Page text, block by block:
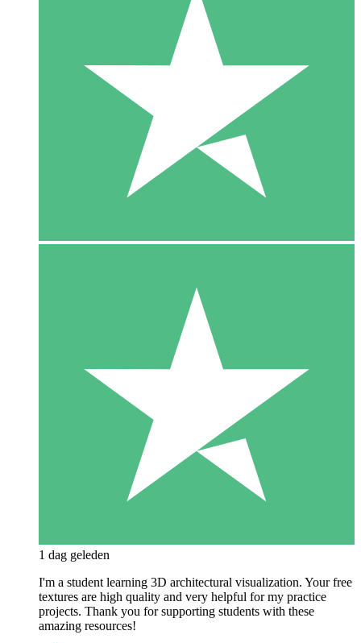
1 dag geleden
I'm a student learning 3D architectural visualization. Your free
textures are high quality and very helpful for my practice
projects. Thank you for supporting students with these
amazing resources!